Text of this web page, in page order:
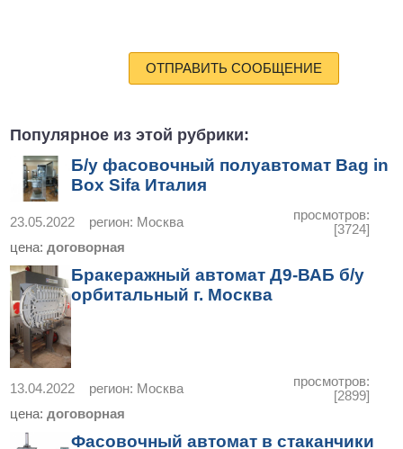
ОТПРАВИТЬ СООБЩЕНИЕ
Популярное из этой рубрики:
Б/у фасовочный полуавтомат Bag in
Box Sifa Италия
23.05.2022 регион: Москва
просмотров:
[3724]
цена: договорная
Бракеражный автомат Д9-ВАБ б/у
орбитальный г. Москва
13.04.2022 регион: Москва
просмотров:
[2899]
цена: договорная
Фасовочный автомат в стаканчики